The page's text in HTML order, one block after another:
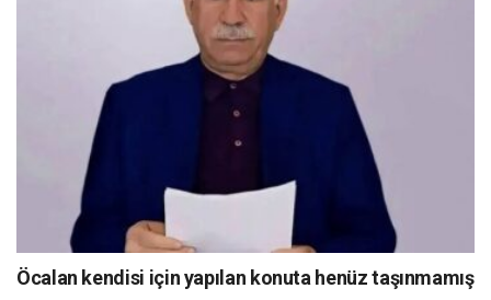
Öcalan kendisi için yapılan konuta henüz taşınmamış